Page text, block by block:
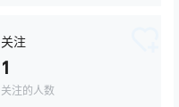
关注
1
关注的人数